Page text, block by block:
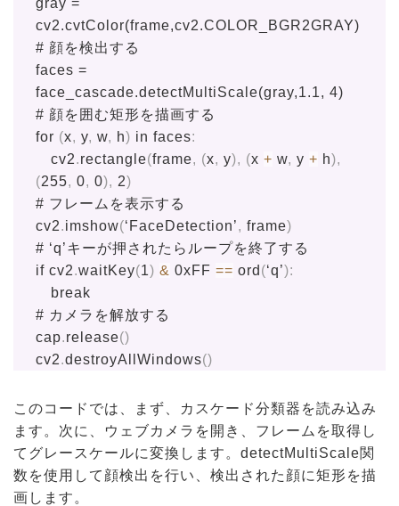
gray =
cv2.cvtColor(frame,cv2.COLOR_BGR2GRAY)
# 顔を検出する
faces =
face_cascade.detectMultiScale(gray,1.1, 4)
# 顔を囲む矩形を描画する
for (x, y, w, h) in faces:
cv2.rectangle(frame, (x, y), (x + w, y + h),
(255, 0, 0), 2)
# フレームを表示する
cv2.imshow(‘FaceDetection’, frame)
# ‘q’キーが押されたらループを終了する
if cv2.waitKey(1) & 0xFF == ord (‘q’):
break
# カメラを解放する
cap.release()
cv2.destroyAllWindows()
このコードでは、まず、カスケード分類器を読み込み
ます。次に、ウェブカメラを開き、フレームを取得し
てグレースケールに変換します。detectMultiScale関
数を使用して顔検出を行い、検出された顔に矩形を描
画します。